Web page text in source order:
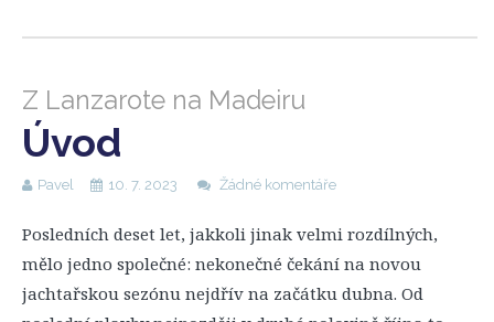
Z Lanzarote na Madeiru
Úvod
Pavel 10. 7. 2023 Žádné komentáře
Posledních deset let, jakkoli jinak velmi rozdílných,
mělo jedno společné: nekonečné čekání na novou
jachtařskou sezónu nejdřív na začátku dubna. Od